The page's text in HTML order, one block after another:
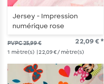
Jersey - Impression
numérique rose
PVPC 25,99 € 22,09 € *
1 mètre(s) | 22,09 € / mètre(s)